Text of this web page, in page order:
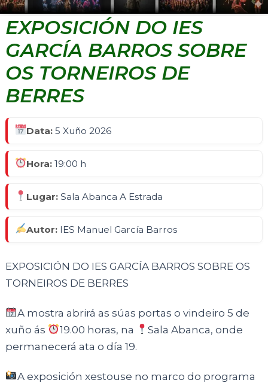
EXPOSICIÓN DO IES
GARCÍA BARROS SOBRE
OS TORNEIROS DE
BERRES
Data: 5 Xuño 2026
Hora: 19:00 h
Lugar: Sala Abanca A Estrada
Autor: IES Manuel García Barros
EXPOSICIÓN DO IES GARCÍA BARROS SOBRE OS
TORNEIROS DE BERRES
A mostra abrirá as súas portas o vindeiro 5 de
xuño ás
19.00 horas, na
Sala Abanca, onde
permanecerá ata o día 19.
A exposición xestouse no marco do programa